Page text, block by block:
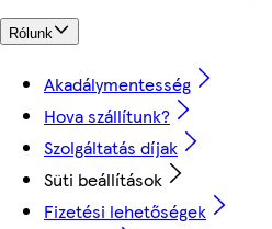
Rólunk
Akadálymentesség
Hova szállítunk?
Szolgáltatás díjak
Süti beállítások
Fizetési lehetőségek